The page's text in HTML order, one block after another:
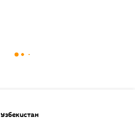
Узбекистан